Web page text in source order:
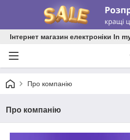
Інтернет магазин електроніки In
Про компанію
Про компанію